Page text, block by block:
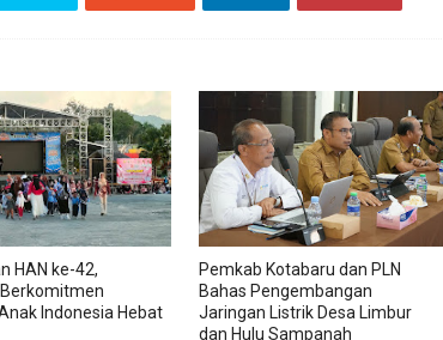
HAN ke-42,
Indonesia Hebat
Pemkab Kotabaru dan PLN
Bahas Pengembangan
Jaringan Listrik Desa Limbur
dan Hulu Sampanah